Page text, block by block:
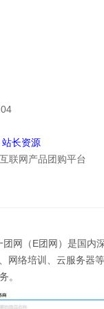
站长资源
联网产品团购平台
网（E团网）是国内
网络培训、云服务器
。